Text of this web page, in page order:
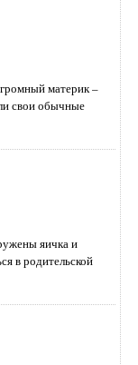
материк –
свои обычные
яичка и
в родительской